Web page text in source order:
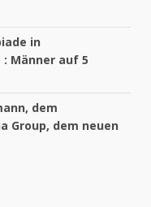
in
Männer auf 5
dem
Group, dem neuen